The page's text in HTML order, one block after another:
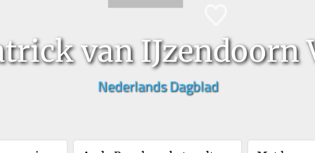
van IJzendoorn
Nederlands Dagblad